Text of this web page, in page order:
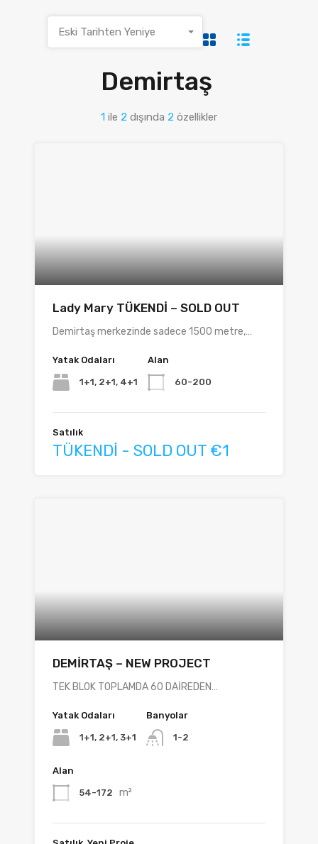
Demirtaş
1 ile 2 dışında 2 özellikler
Eski Tarihten Yeniye
Lady Mary TÜKENDİ – SOLD OUT
Demirtaş merkezinde sadece 1500 metre,…
Yatak Odaları
1+1, 2+1, 4+1
Alan
60-200
Satılık
TÜKENDİ - SOLD OUT €1
DEMİRTAŞ – NEW PROJECT
TEK BLOK TOPLAMDA 60 DAİREDEN…
Yatak Odaları
1+1, 2+1, 3+1
Banyolar
1-2
Alan
54-172 m²